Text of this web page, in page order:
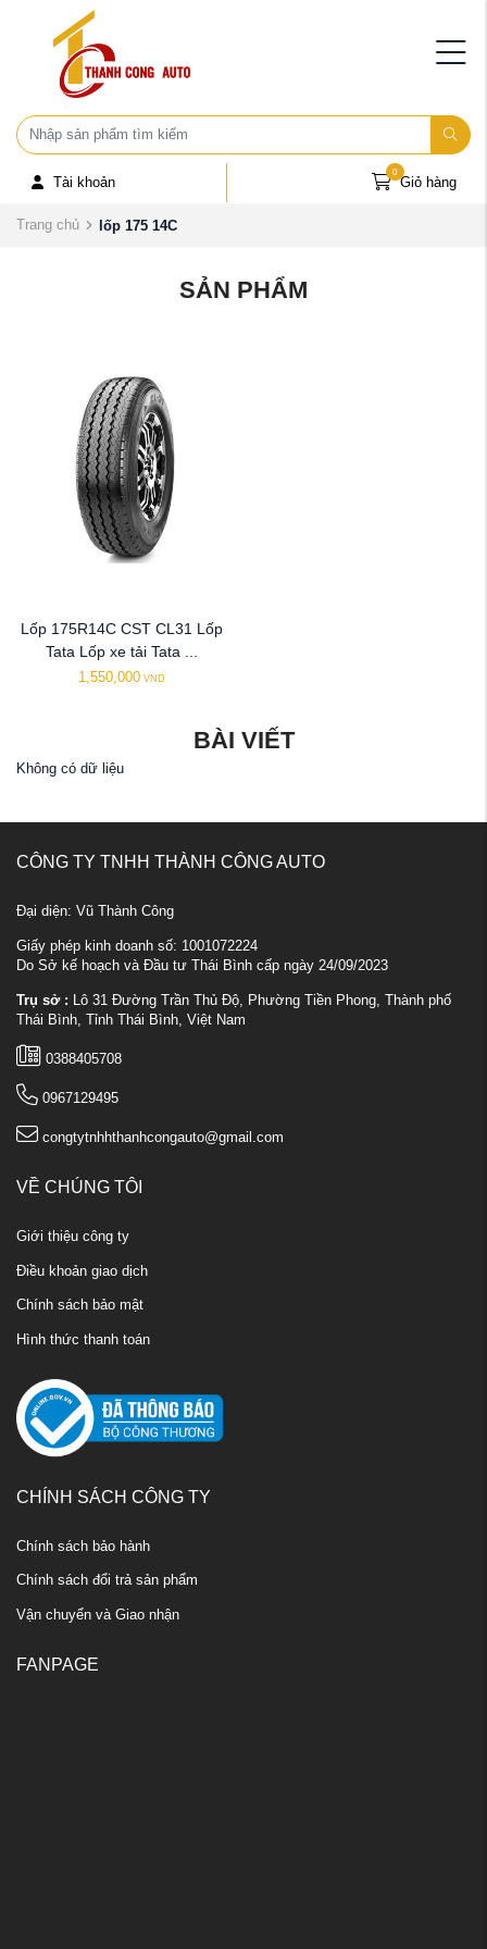
Tài khoản Giỏ hàng
0
Trang chủ lốp 175 14C
SẢN PHẨM
Lốp 175R14C CST CL31 Lốp
Tata Lốp xe tải Tata ...
1,550,000 VND
BÀI VIẾT
Không có dữ liệu
CÔNG TY TNHH THÀNH CÔNG AUTO
Đại diện: Vũ Thành Công
Giấy phép kinh doanh số: 1001072224
Do Sở kế hoạch và Đầu tư Thái Bình cấp ngày 24/09/2023
Trụ sở : Lô 31 Đường Trần Thủ Độ, Phường Tiền Phong, Thành phố
Thái Bình, Tỉnh Thái Bình, Việt Nam
0388405708
0967129495
congtytnhhthanhcongauto@gmail.com
VỀ CHÚNG TÔI
Giới thiệu công ty
Điều khoản giao dịch
Chính sách bảo mật
Hình thức thanh toán
CHÍNH SÁCH CÔNG TY
Chính sách bảo hành
Chính sách đổi trả sản phẩm
Vận chuyển và Giao nhận
FANPAGE